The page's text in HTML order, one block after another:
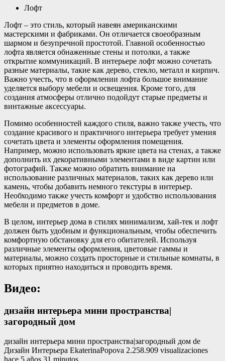
Лофт
Лофт – это стиль, который навеян американскими
мастерскими и фабриками. Он отличается своеобразным
шармом и безупречной простотой. Главной особенностью
лофта является обнаженные стены и потолки, а также
открытие коммуникаций. В интерьере лофт можно сочетать
разные материалы, такие как дерево, стекло, металл и кирпич.
Важно учесть, что в оформлении лофта большое внимание
уделяется выбору мебели и освещения. Кроме того, для
создания атмосферы отлично подойдут старые предметы и
винтажные аксессуары.
Помимо особенностей каждого стиля, важно также учесть, что
создание красивого и практичного интерьера требует умения
сочетать цвета и элементы оформления помещения.
Например, можно использовать яркие цвета на стенах, а также
дополнить их декоративными элементами в виде картин или
фотографий. Также можно обратить внимание на
использование различных материалов, таких как дерево или
камень, чтобы добавить немного текстуры в интерьер.
Необходимо также учесть комфорт и удобство использования
мебели и предметов в доме.
В целом, интерьер дома в стилях минимализм, хай-тек и лофт
должен быть удобным и функциональным, чтобы обеспечить
комфортную обстановку для его обитателей. Используя
различные элементы оформления, цветовые гаммы и
материалы, можно создать просторные и стильные комнаты, в
которых приятно находиться и проводить время.
Видео:
дизайн интерьера мини пространства|
загородный дом
дизайн интерьера мини пространства|загородный дом de
Дизайн Интерьера EkaterinaPopova 2.258.909 visualizaciones
hace 5 años 31 minutos